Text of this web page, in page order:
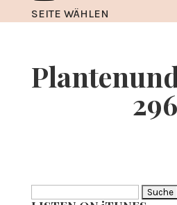
SEITE WÄHLEN
296